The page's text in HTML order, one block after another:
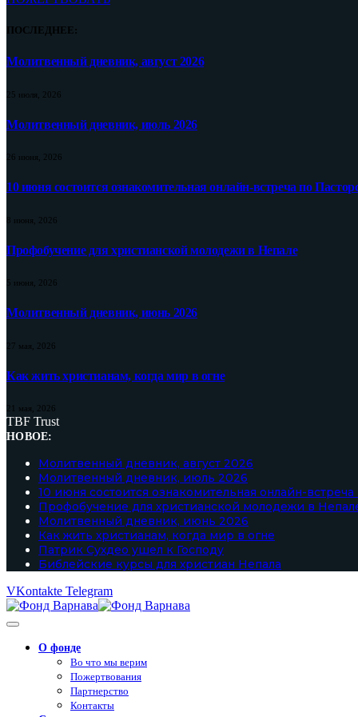
ПОСЛЕДНЕЕ:
Молитвенный дневник, август 2026
25 июля, 2026
Молитвенный дневник, июль 2026
26 июня, 2026
10 июня состоится ознакомительная онлайн-встреча по
8 июня, 2026
Профобучение для христианской молодежи в Непале
5 июня, 2026
Молитвенный дневник, июнь 2026
27 мая, 2026
Как жить христианам, когда мир в огне
21 мая, 2026
TBF Trust
НОВОЕ:
Молитвенный дневник, август 2026
Молитвенный дневник, июль 2026
10 июня состоится ознакомительная онлайн-
Профобучение для христианской молодежи в
Молитвенный дневник, июнь 2026
Как жить христианам, когда мир в огне
Патрик Сухдео ушел к Господу
Библейские курсы для христиан Непала
VKontakte Telegram
О фонде
Во что мы верим
Пожертвования
Партнерство
Контакты